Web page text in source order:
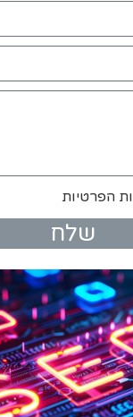
הפרטיות
שלח